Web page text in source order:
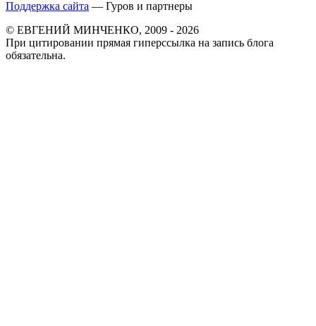
Поддержка сайта — Гуров и партнеры
© ЕВГЕНИЙ МИНЧЕНКО, 2009 - 2026
При цитировании прямая гиперссылка на запись блога
обязательна.